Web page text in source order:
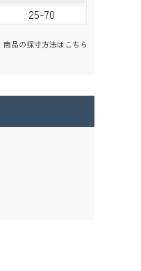
25-70
商品の採寸方法はこちら